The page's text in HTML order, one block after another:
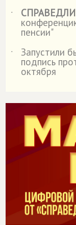
˙
пенсии"
˙
Запустили
подпись
октября